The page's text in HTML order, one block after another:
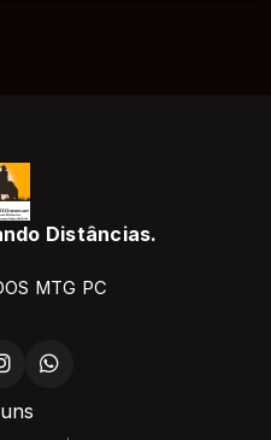
Distâncias.
MTG PC